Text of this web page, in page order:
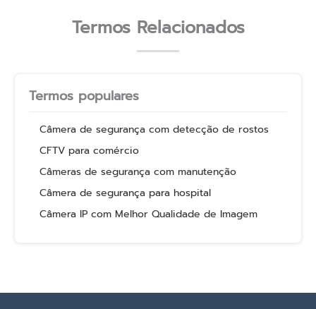
Termos Relacionados
Termos populares
Câmera de segurança com detecção de rostos
CFTV para comércio
Câmeras de segurança com manutenção
Câmera de segurança para hospital
Câmera IP com Melhor Qualidade de Imagem